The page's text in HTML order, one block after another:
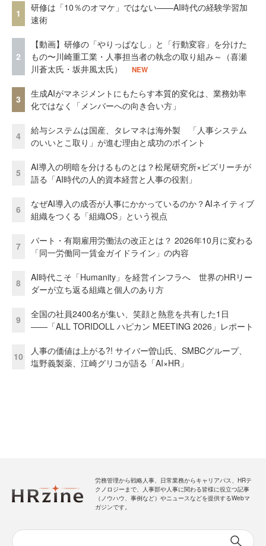
1
研修は「10％のオマケ」ではない——AI時代の経験学習加
速術
2
【動画】研修の「やりっぱなし」と「行動変容」を分けた
もの〜川崎重工業・人事担当者の執念の取り組み～（喜瀬
川蒼太氏・坂井風太氏）
NEW
3
生成AIがマネジメントにもたらす本質的変化は、業務効率
化ではなく「メンバーへの向き合い方」
4
給与システムは国産、タレマネは海外製 「人事システム
のいいとこ取り」が進む理由と成功のポイント
5
AI導入の明暗を分けるものとは？松尾研究所×ビズリーチが
語る「AI時代の人的資本経営と人事の役割」
6
なぜAI導入の成否が人事にかかっているのか？AIネイティブ
組織をつくる「組織OS」という視点
7
パート・有期雇用労働法の改正とは？ 2026年10月に変わる
「同一労働同一賃金ガイドライン」の内容
8
AI時代こそ「Humanity」を経営インフラへ 世界のHRリー
ダーが立ち返る組織と個人のあり方
9
全国の社員2400名が集い、笑顔と熱意を共有した1日
――「ALL TORIDOLL ハピカン MEETING 2026」レポート
10
人事の価値は上がる?! サイバー曽山氏、SMBCグループ、
塩野義製薬、江崎グリコが語る「AI×HR」
労務管理から戦略人事、日常業務からキャリアパス、HRテ
クノロジーまで、人事部や人事に関わる皆様に役立つ記事
（ノウハウ、事例など）やニュースなどを提供するWebマ
ガジンです。